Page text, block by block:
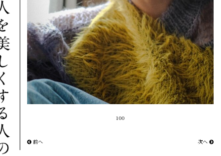
100
前へ 次へ